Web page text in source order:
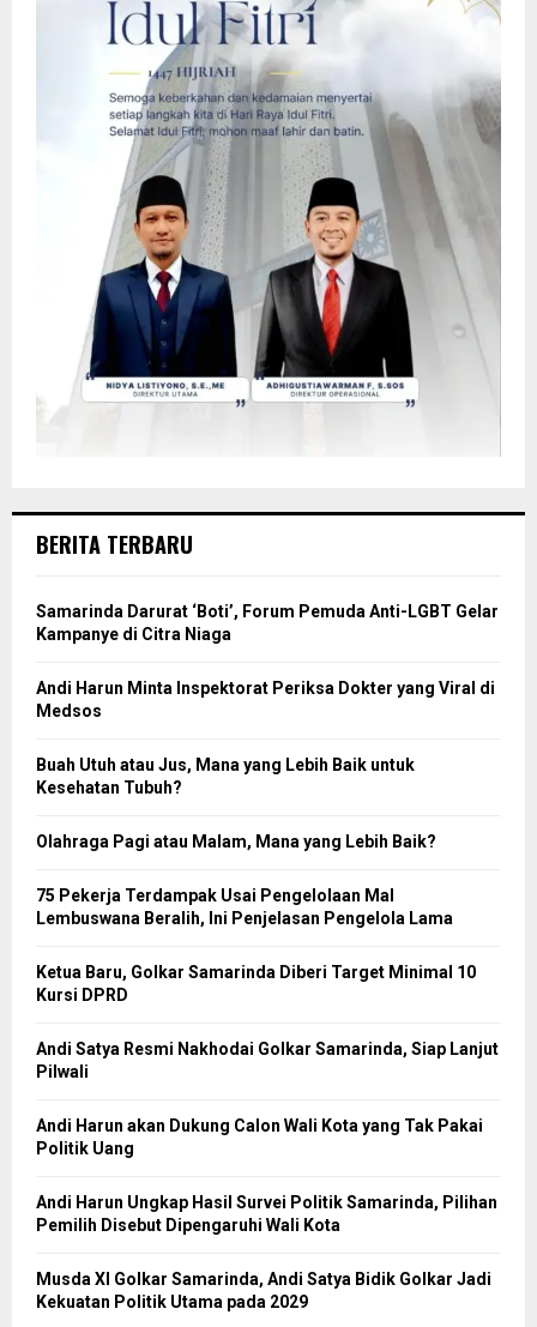
BERITA TERBARU
Samarinda Darurat ‘Boti’, Forum Pemuda Anti-LGBT Gelar
Kampanye di Citra Niaga
Andi Harun Minta Inspektorat Periksa Dokter yang Viral di
Medsos
Buah Utuh atau Jus, Mana yang Lebih Baik untuk
Kesehatan Tubuh?
Olahraga Pagi atau Malam, Mana yang Lebih Baik?
75 Pekerja Terdampak Usai Pengelolaan Mal
Lembuswana Beralih, Ini Penjelasan Pengelola Lama
Ketua Baru, Golkar Samarinda Diberi Target Minimal 10
Kursi DPRD
Andi Satya Resmi Nakhodai Golkar Samarinda, Siap Lanjut
Pilwali
Andi Harun akan Dukung Calon Wali Kota yang Tak Pakai
Politik Uang
Andi Harun Ungkap Hasil Survei Politik Samarinda, Pilihan
Pemilih Disebut Dipengaruhi Wali Kota
Musda XI Golkar Samarinda, Andi Satya Bidik Golkar Jadi
Kekuatan Politik Utama pada 2029